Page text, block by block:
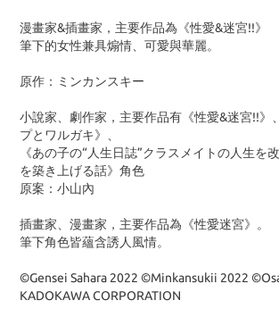
漫畫家&插畫家，主要作品為《性愛&迷宮!!》
筆下的女性兼具煽情、可愛與華麗。
原作：ミンカンスキー
小說家、劇作家，主要作品有《性愛&迷宮!!》
プとワルガキ》、
《あの子の“人生日誌”クラスメイトの人生を
を築き上げる話》角色
原案：小山內
插畫家、漫畫家，主要作品為《性愛迷宮》。
筆下角色皆蘊含誘人風情。
©Gensei Sahara 2022 ©Minkansukii 2022
KADOKAWA CORPORATION